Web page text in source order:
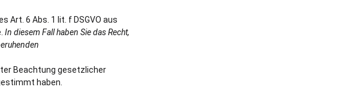
Art. 6 Abs. 1 lit. f DSGVO aus
In diesem Fall haben Sie das Recht,
Beachtung gesetzlicher
haben.